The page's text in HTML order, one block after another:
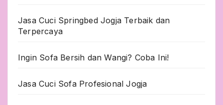
Jasa Cuci Springbed Jogja Terbaik dan
Terpercaya
Ingin Sofa Bersih dan Wangi? Coba Ini!
Jasa Cuci Sofa Profesional Jogja